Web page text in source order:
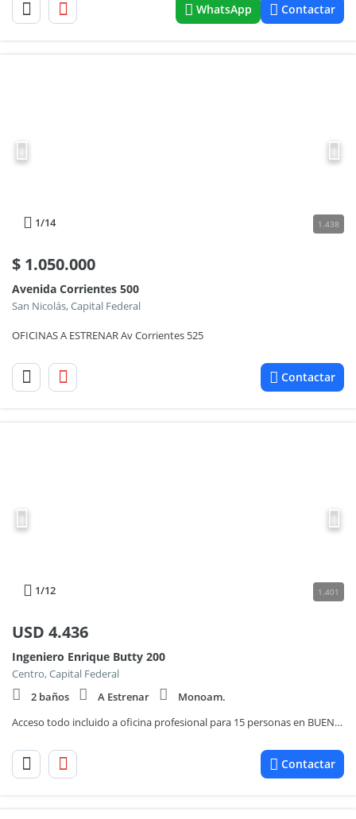
WhatsApp Contactar
1/14 1.438
$ 1.050.000
Avenida Corrientes 500
San Nicolás, Capital Federal
OFICINAS A ESTRENAR Av Corrientes 525
Contactar
1/12 1.401
USD 4.436
Ingeniero Enrique Butty 200
Centro, Capital Federal
2 baños
A Estrenar
Monoam.
Acceso todo incluido a oficina profesional para 15 personas en BUENOS AIRES, Laminar II Catalinas
Contactar